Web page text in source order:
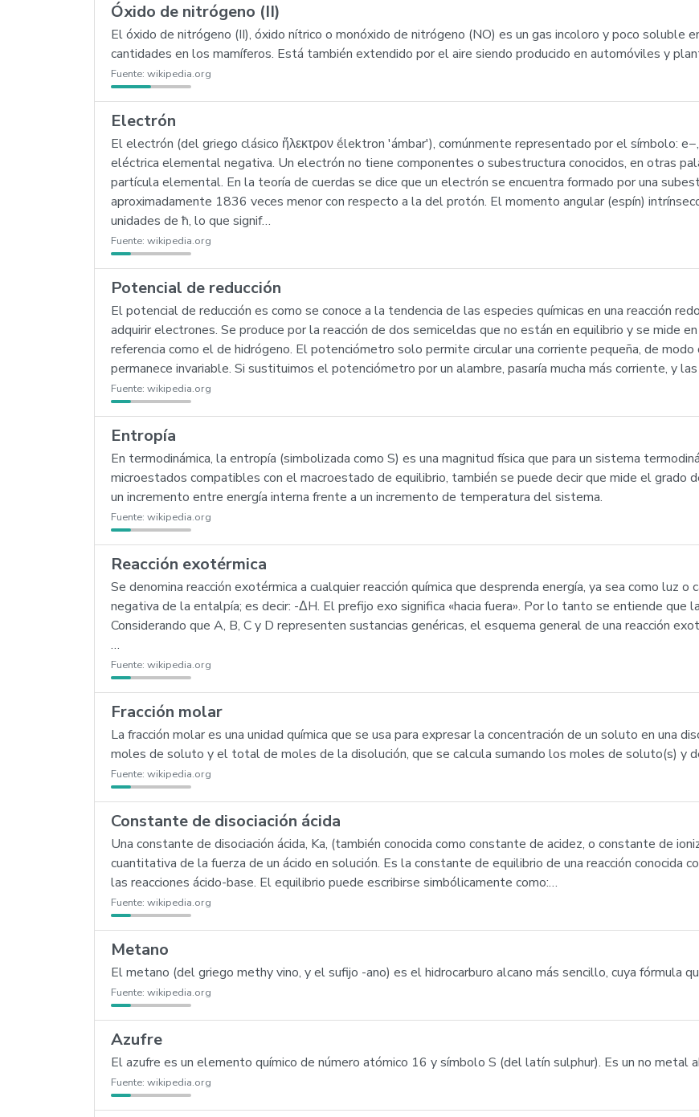
Óxido de nitrógeno (II)
El óxido de nitrógeno (II), óxido nítrico o monóxido de nitrógeno (NO) es un gas incoloro y poco soluble
cantidades en los mamíferos. Está también extendido por el aire siendo producido en automóviles y
Fuente: wikipedia.org
Electrón
El electrón (del griego clásico ἤλεκτρον ḗlektron 'ámbar'), comúnmente representado por el símbolo:
eléctrica elemental negativa. Un electrón no tiene componentes o subestructura conocidos, en otras
partícula elemental. En la teoría de cuerdas se dice que un electrón se encuentra formado por una
aproximadamente 1836 veces menor con respecto a la del protón. El momento angular (espín)
unidades de ħ, lo que signif…
Fuente: wikipedia.org
Potencial de reducción
El potencial de reducción es como se conoce a la tendencia de las especies químicas en una reacción
adquirir electrones. Se produce por la reacción de dos semiceldas que no están en equilibrio y se mide
referencia como el de hidrógeno. El potenciómetro solo permite circular una corriente pequeña, de
permanece invariable. Si sustituimos el potenciómetro por un alambre, pasaría mucha más corriente, y
Fuente: wikipedia.org
Entropía
En termodinámica, la entropía (simbolizada como S) es una magnitud física que para un sistema
microestados compatibles con el macroestado de equilibrio, también se puede decir que mide el grado
un incremento entre energía interna frente a un incremento de temperatura del sistema.
Fuente: wikipedia.org
Reacción exotérmica
Se denomina reacción exotérmica a cualquier reacción química que desprenda energía, ya sea como luz o
negativa de la entalpía; es decir: -ΔH. El prefijo exo significa «hacia fuera». Por lo tanto se entiende que
Considerando que A, B, C y D representen sustancias genéricas, el esquema general de una reacción
…
Fuente: wikipedia.org
Fracción molar
La fracción molar es una unidad química que se usa para expresar la concentración de un soluto en una
moles de soluto y el total de moles de la disolución, que se calcula sumando los moles de soluto(s) y
Fuente: wikipedia.org
Constante de disociación ácida
Una constante de disociación ácida, Ka, (también conocida como constante de acidez, o constante de
cuantitativa de la fuerza de un ácido en solución. Es la constante de equilibrio de una reacción conocida
las reacciones ácido-base. El equilibrio puede escribirse simbólicamente como:…
Fuente: wikipedia.org
Metano
El metano (del griego methy vino, y el sufijo -ano) es el hidrocarburo alcano más sencillo, cuya fórmula
Fuente: wikipedia.org
Azufre
El azufre es un elemento químico de número atómico 16 y símbolo S (del latín sulphur). Es un no metal
Fuente: wikipedia.org